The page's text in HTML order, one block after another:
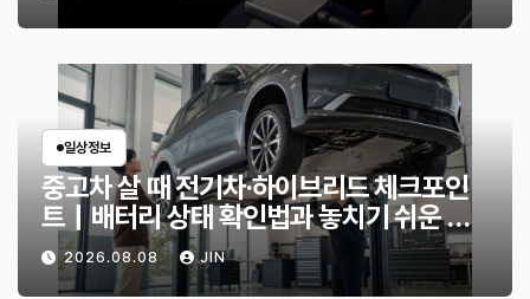
일상정보
중고차 살 때 전기차·하이브리드 체크포인
트｜배터리 상태 확인법과 놓치기 쉬운 위
험 신호
2026.08.08 JIN